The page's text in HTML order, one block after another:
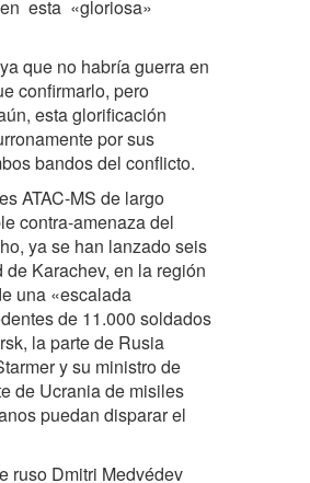
esta «gloriosa»
que no habría guerra en
confirmarlo, pero
esta glorificación
por sus
bandos del conflicto.
ATAC-MS de largo
contra-amenaza del
ya se han lanzado seis
Karachev, en la región
una «escalada
de 11.000 soldados
la parte de Rusia
y su ministro de
de Ucrania de misiles
puedan disparar el
ruso Dmitri Medvédev